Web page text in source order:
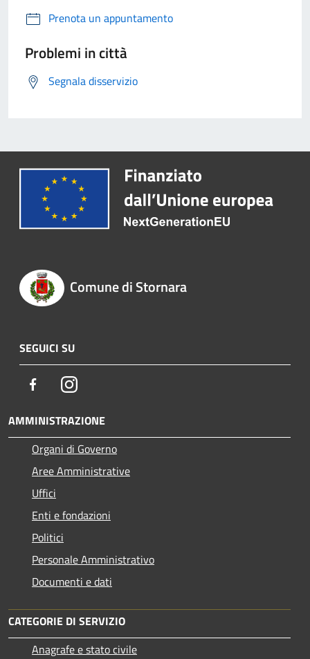
Prenota un appuntamento
Problemi in città
Segnala disservizio
Comune di Stornara
SEGUICI SU
FacebookInstagram
AMMINISTRAZIONE
Organi di Governo
Aree Amministrative
Uffici
Enti e fondazioni
Politici
Personale Amministrativo
Documenti e dati
CATEGORIE DI SERVIZIO
Anagrafe e stato civile